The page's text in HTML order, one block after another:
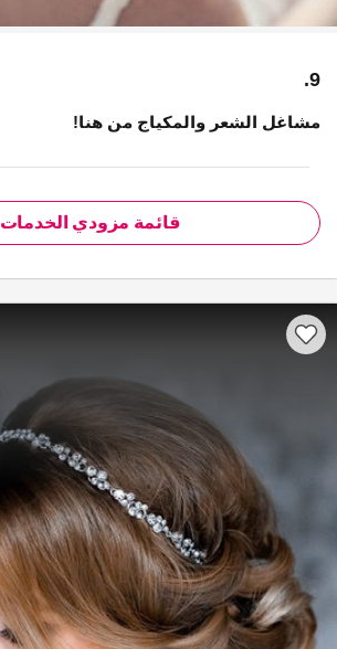
9.
مشاغل الشعر والمكياج من هنا!
قائمة مزودي الخدمات